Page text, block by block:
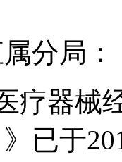
分局：
疗器械
已于